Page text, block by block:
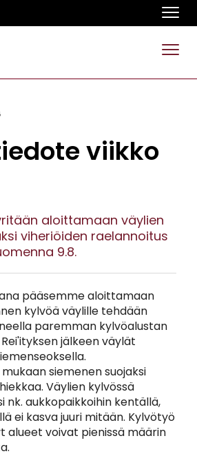
viikko
aloittamaan väylien
viheriöiden raelannoitus
9.8.
pääsemme aloittamaan
kylvöä väylille tehdään
paremman kylvöalustan
jälkeen väylät
siemenen suojaksi
Väylien kylvössä
nk. aukkopaikkoihin kentällä,
ei kasva juuri mitään. Kylvötyö
alueet voivat pienissä määrin